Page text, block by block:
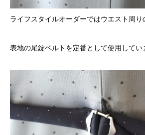
ライフスタイルオーダーではウエスト周
表地の尾錠ベルトを定番として使用してい